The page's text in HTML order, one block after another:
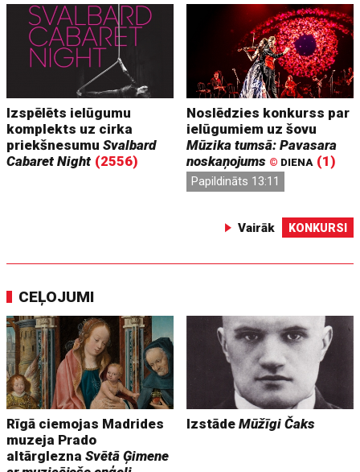
Izspēlēts ielūgumu
komplekts uz cirka
priekšnesumuSvalbard
Cabaret Night (2556)
Noslēdzies konkurss par
ielūgumiem uz šovu
Mūzika tumsā: Pavasara
noskaņojums © DIENA (1)
Papildināts 13:11
Vairāk KONKURSI
CEĻOJUMI
Rīgā ciemojas Madrides
muzeja Prado
altārgleznaSvētā Ģimene
IzstādeMūžīgi Čaks